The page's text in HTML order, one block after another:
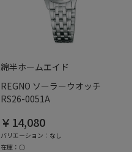
綿半ホームエイド
REGNO ソーラーウオッチ
RS26-0051A
￥14,080
バリエーション：なし
在庫：○